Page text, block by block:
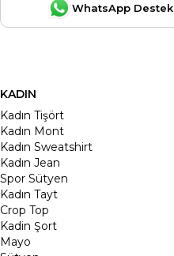
WhatsApp Destek
KADIN
Kadın Tişört
Kadın Mont
Kadın Sweatshirt
Kadın Jean
Spor Sütyen
Kadın Tayt
Crop Top
Kadin Şort
Mayo